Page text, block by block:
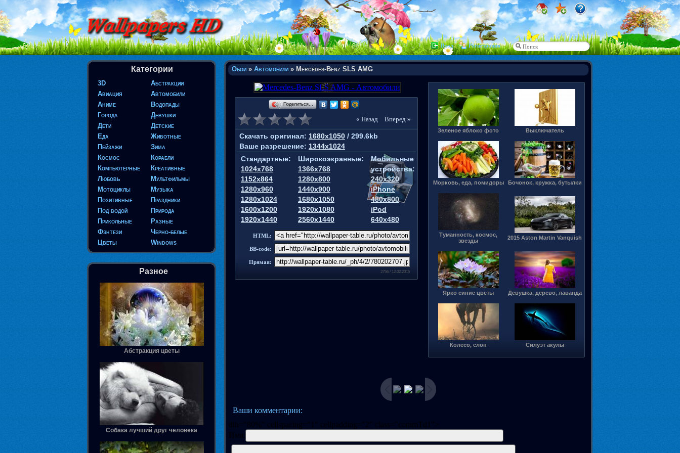
Вход Регистрация
Категории
3D
Абстракции
Авиация
Автомобили
Аниме
Водопады
Города
Девушки
Дети
Детские
Еда
Животные
Пейзажи
Зима
Космос
Корабли
Компьютерные
Креативные
Любовь
Мультфильмы
Мотоциклы
Музыка
Позитивные
Праздники
Под водой
Природа
Прикольные
Разные
Фэнтези
Черно-белые
Цветы
Windows
Разное
Абстракция цветы
Собака лучший друг человека
Обои » Автомобили » Mercedes-Benz SLS AMG
Поделиться…
« Назад Вперед »
Скачать оригинал: 1680x1050 / 299.6kb
Ваше разрешение: 1344x1024
Стандартные:
1024x768
1152x864
1280x960
1280x1024
1600x1200
1920x1440
Широкоэкранные:
1366x768
1280x800
1440x900
1680x1050
1920x1080
2560x1440
Мобильные
устройства:
240x320
iPhone
480x800
iPod
640x480
HTML:
BB-code:
Прямая:
2756 / 12.02.2015
Зеленое яблоко фото Выключатель
Морковь, еда, помидоры Бочонок, кружка, бутылки
Туманность, космос,
звезды
2015 Aston Martin Vanquish
Ярко синие цветы Девушка, дерево, лаванда
Колесо, слон Силуэт акулы
Ваши комментарии:
dth="80%" cellspacing="1" cellpadding="2" class="commTd1">
Имя: